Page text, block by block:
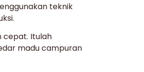
teknik
cepat. Itulah
madu campuran